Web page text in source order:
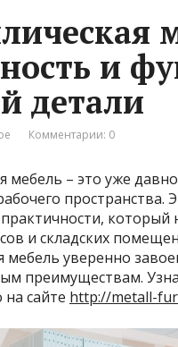
и
детали
Комментарии: 0
мебель – это уже
и складских
мебель уверенно
преимуществам.
сайте http://metall-